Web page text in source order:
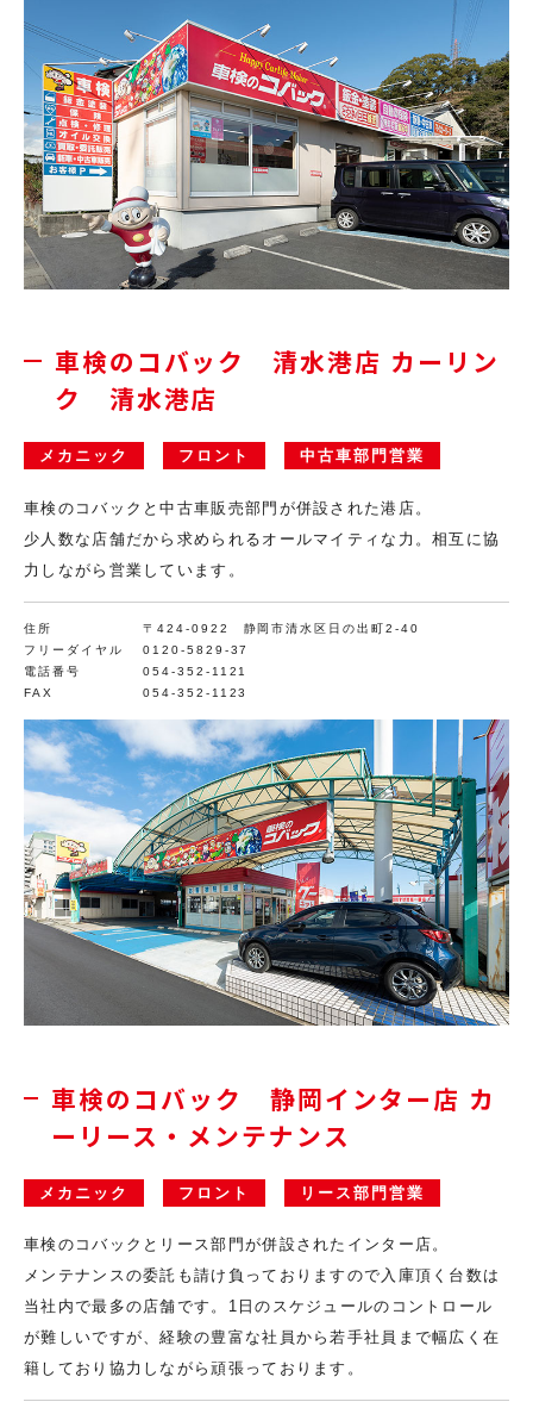
車検のコバック 清水港店 カーリン
ク 清水港店
メカニック フロント 中古車部門営業
車検のコバックと中古車販売部門が併設された港店。
少人数な店舗だから求められるオールマイティな力。相互に協
力しながら営業しています。
住所
〒424-0922 静岡市清水区日の出町2-40
フリーダイヤル
0120-5829-37
電話番号
054-352-1121
FAX
054-352-1123
車検のコバック 静岡インター店 カ
ーリース・メンテナンス
メカニック フロント リース部門営業
車検のコバックとリース部門が併設されたインター店。
メンテナンスの委託も請け負っておりますので入庫頂く台数は
当社内で最多の店舗です。1日のスケジュールのコントロール
が難しいですが、経験の豊富な社員から若手社員まで幅広く在
籍しており協力しながら頑張っております。